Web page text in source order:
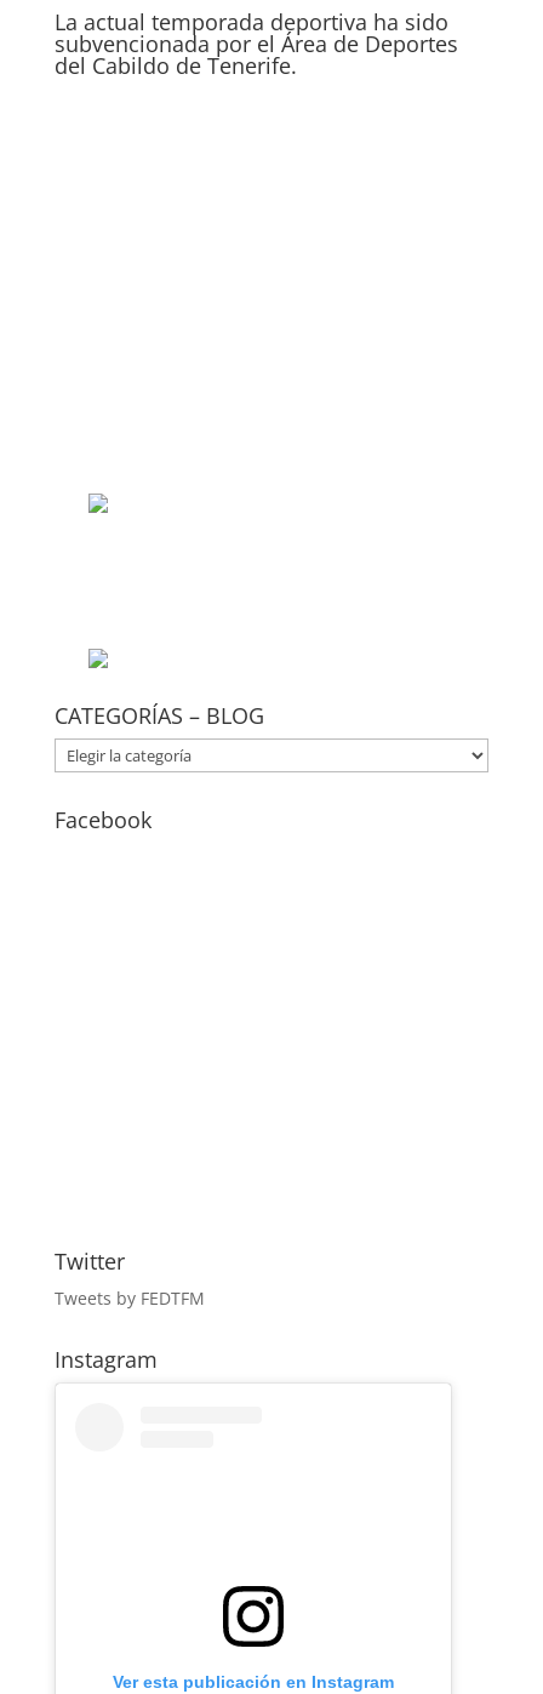
La actual temporada deportiva ha sido
subvencionada por el Área de Deportes
del Cabildo de Tenerife.
CATEGORÍAS – BLOG
CATEGORÍAS
–
Facebook
Twitter
Tweets by FEDTFM
Instagram
Ver esta publicación en Instagram